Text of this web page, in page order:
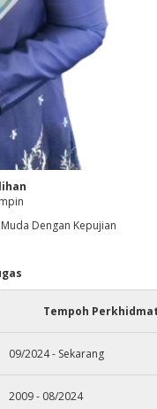
Dengan Kepujian
Tempoh
09/2024 - Sekarang
2009 - 08/2024